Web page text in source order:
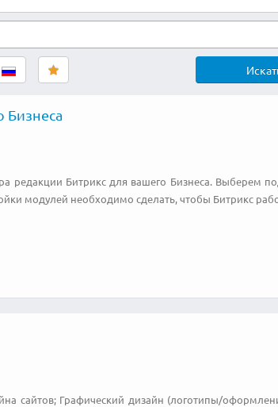
Бизнеса
редакции Битрикс для вашего Бизнеса. Выберем
модулей необходимо сделать, чтобы Битрикс
сайтов; Графический дизайн (логотипы/